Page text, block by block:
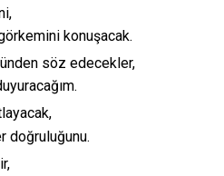
konuşacak.
söz edecekler,
doğruluğunu.